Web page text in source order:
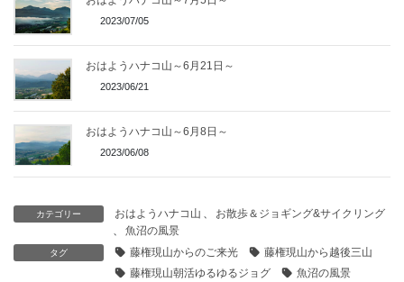
2023/07/05
おはようハナコ山～6月21日～
2023/06/21
おはようハナコ山～6月8日～
2023/06/08
カテゴリー おはようハナコ山
お散歩＆ジョギング&サイクリング
魚沼の風景
タグ 藤権現山からのご来光
藤権現山から越後三山
藤権現山朝活ゆるゆるジョグ
魚沼の風景